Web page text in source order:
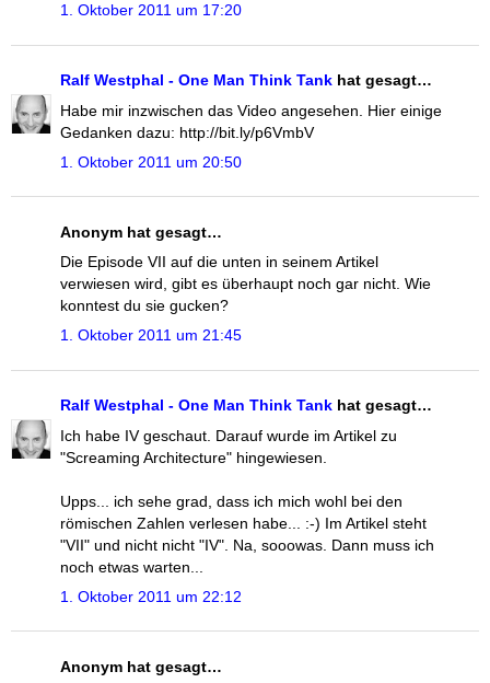
1. Oktober 2011 um 17:20
Ralf Westphal - One Man Think Tank hat gesagt…
Habe mir inzwischen das Video angesehen. Hier einige
Gedanken dazu: http://bit.ly/p6VmbV
1. Oktober 2011 um 20:50
Anonym hat gesagt…
Die Episode VII auf die unten in seinem Artikel
verwiesen wird, gibt es überhaupt noch gar nicht. Wie
konntest du sie gucken?
1. Oktober 2011 um 21:45
Ralf Westphal - One Man Think Tank hat gesagt…
Ich habe IV geschaut. Darauf wurde im Artikel zu
"Screaming Architecture" hingewiesen.
Upps... ich sehe grad, dass ich mich wohl bei den
römischen Zahlen verlesen habe... :-) Im Artikel steht
"VII" und nicht nicht "IV". Na, sooowas. Dann muss ich
noch etwas warten...
1. Oktober 2011 um 22:12
Anonym hat gesagt…